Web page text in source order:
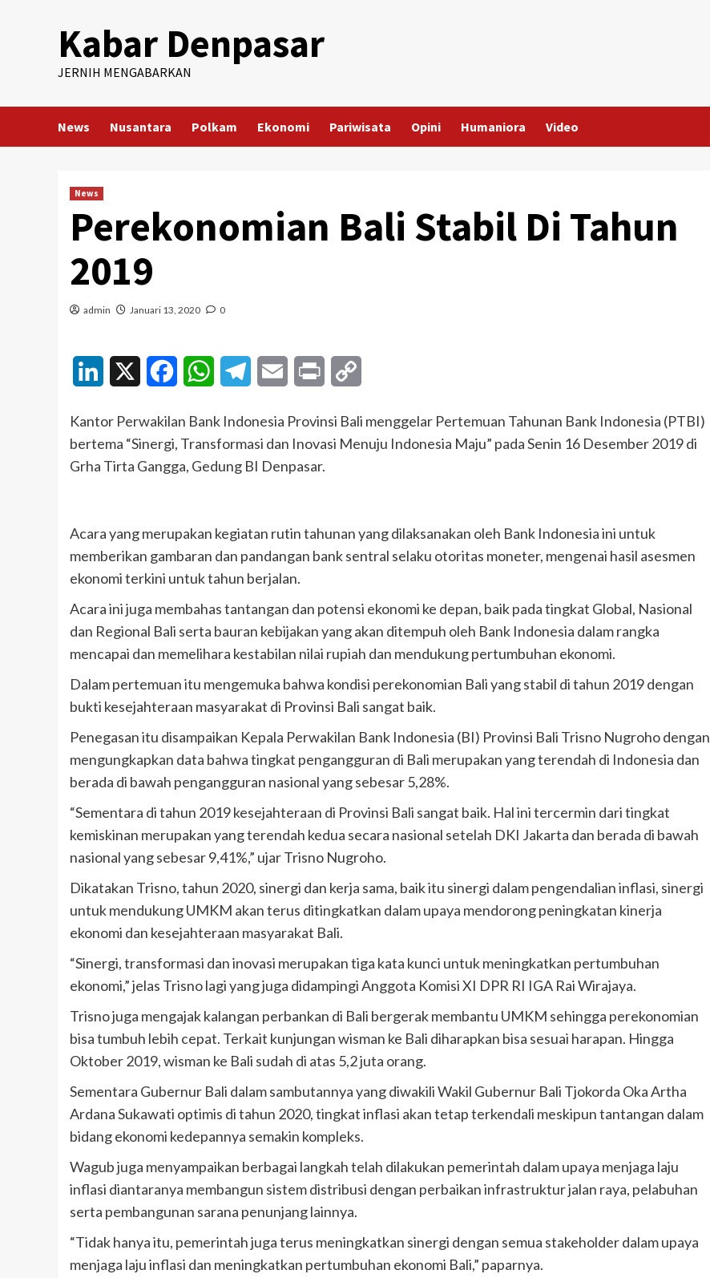
Kabar Denpasar
JERNIH MENGABARKAN
News Nusantara Polkam Ekonomi Pariwisata Opini Humaniora Video
News
Perekonomian Bali Stabil Di Tahun
2019
admin Januari 13, 2020 0
LinkedIn FacebookWhatsAppTelegramEmail Print
Kantor Perwakilan Bank Indonesia Provinsi Bali menggelar Pertemuan Tahunan Bank Indonesia (PTBI)
bertema “Sinergi, Transformasi dan Inovasi Menuju Indonesia Maju” pada Senin 16 Desember 2019 di
Grha Tirta Gangga, Gedung BI Denpasar.
Acara yang merupakan kegiatan rutin tahunan yang dilaksanakan oleh Bank Indonesia ini untuk
memberikan gambaran dan pandangan bank sentral selaku otoritas moneter, mengenai hasil asesmen
ekonomi terkini untuk tahun berjalan.
Acara ini juga membahas tantangan dan potensi ekonomi ke depan, baik pada tingkat Global, Nasional
dan Regional Bali serta bauran kebijakan yang akan ditempuh oleh Bank Indonesia dalam rangka
mencapai dan memelihara kestabilan nilai rupiah dan mendukung pertumbuhan ekonomi.
Dalam pertemuan itu mengemuka bahwa kondisi perekonomian Bali yang stabil di tahun 2019 dengan
bukti kesejahteraan masyarakat di Provinsi Bali sangat baik.
Penegasan itu disampaikan Kepala Perwakilan Bank Indonesia (BI) Provinsi Bali Trisno Nugroho dengan
mengungkapkan data bahwa tingkat pengangguran di Bali merupakan yang terendah di Indonesia dan
berada di bawah pengangguran nasional yang sebesar 5,28%.
“Sementara di tahun 2019 kesejahteraan di Provinsi Bali sangat baik. Hal ini tercermin dari tingkat
kemiskinan merupakan yang terendah kedua secara nasional setelah DKI Jakarta dan berada di bawah
nasional yang sebesar 9,41%,” ujar Trisno Nugroho.
Dikatakan Trisno, tahun 2020, sinergi dan kerja sama, baik itu sinergi dalam pengendalian inflasi, sinergi
untuk mendukung UMKM akan terus ditingkatkan dalam upaya mendorong peningkatan kinerja
ekonomi dan kesejahteraan masyarakat Bali.
“Sinergi, transformasi dan inovasi merupakan tiga kata kunci untuk meningkatkan pertumbuhan
ekonomi,” jelas Trisno lagi yang juga didampingi Anggota Komisi XI DPR RI IGA Rai Wirajaya.
Trisno juga mengajak kalangan perbankan di Bali bergerak membantu UMKM sehingga perekonomian
bisa tumbuh lebih cepat. Terkait kunjungan wisman ke Bali diharapkan bisa sesuai harapan. Hingga
Oktober 2019, wisman ke Bali sudah di atas 5,2 juta orang.
Sementara Gubernur Bali dalam sambutannya yang diwakili Wakil Gubernur Bali Tjokorda Oka Artha
Ardana Sukawati optimis di tahun 2020, tingkat inflasi akan tetap terkendali meskipun tantangan dalam
bidang ekonomi kedepannya semakin kompleks.
Wagub juga menyampaikan berbagai langkah telah dilakukan pemerintah dalam upaya menjaga laju
inflasi diantaranya membangun sistem distribusi dengan perbaikan infrastruktur jalan raya, pelabuhan
serta pembangunan sarana penunjang lainnya.
“Tidak hanya itu, pemerintah juga terus meningkatkan sinergi dengan semua stakeholder dalam upaya
menjaga laju inflasi dan meningkatkan pertumbuhan ekonomi Bali,” paparnya.